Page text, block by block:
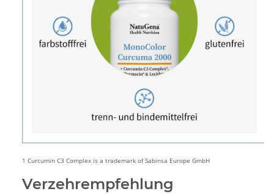
1 Curcumin C3 Complex is a trademark of Sabinsa Europe GmbH
Verzehrempfehlung